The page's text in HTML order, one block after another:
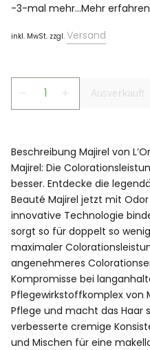
-3-mal mehr...Mehr erfahren
inkl. MwSt. zzgl. Versand
Ausverkauft
Beschreibung Majirel von
Majirel: Die
besser. Entdecke die
Beauté Majirel jetzt mit
innovative Technologie
sorgt so für doppelt so
maximaler
angenehmeres
Kompromisse bei
Pflegewirkstoffkomplex von
Pflege und macht das Haar
verbesserte cremige
und Mischen für eine